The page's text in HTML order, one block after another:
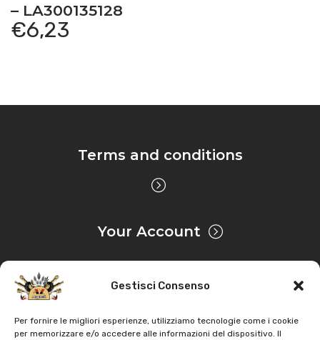
Gestisci Consenso
Per fornire le migliori esperienze, utilizziamo tecnologie come i cookie
per memorizzare e/o accedere alle informazioni del dispositivo. Il
– LA300135128
€6,23
Terms and conditions
Your Account
Privacy & Cookie